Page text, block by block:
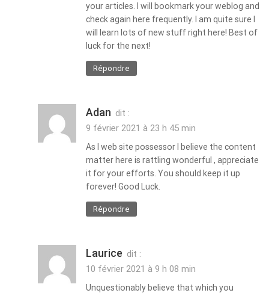
your articles. I will bookmark your weblog and
check again here frequently. I am quite sure I
will learn lots of new stuff right here! Best of
luck for the next!
Répondre
Adan dit :
9 février 2021 à 23 h 45 min
As I web site possessor I believe the content
matter here is rattling wonderful , appreciate
it for your efforts. You should keep it up
forever! Good Luck.
Répondre
Laurice dit :
10 février 2021 à 9 h 08 min
Unquestionably believe that which you